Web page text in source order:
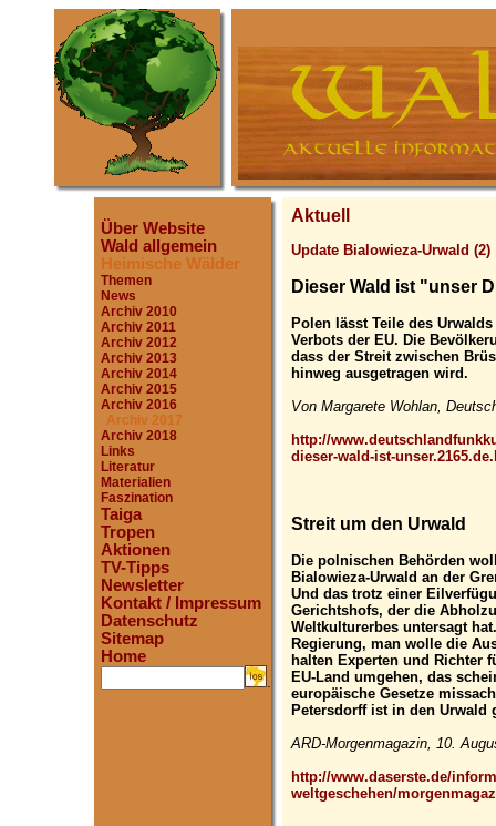
Über Website
Wald allgemein
Heimische Wälder
Themen
News
Archiv 2010
Archiv 2011
Archiv 2012
Archiv 2013
Archiv 2014
Archiv 2015
Archiv 2016
Archiv 2017
Archiv 2018
Links
Literatur
Materialien
Faszination
Taiga
Tropen
Aktionen
TV-Tipps
Newsletter
Kontakt / Impressum
Datenschutz
Sitemap
Home
.
Aktuell
Update Bialowieza-Urwald (2)
Dieser Wald ist "unser
Polen lässt Teile des
Verbots der EU. Die
dass der Streit zwischen
hinweg ausgetragen wird.
Von Margarete Wohlan,
http://
dieser-wald-ist-
Streit um den Urwald
Die polnischen Behörden
Bialowieza-Urwald an der
Und das trotz einer
Gerichtshofs, der die
Weltkulturerbes untersagt
Regierung, man wolle die
halten Experten und Richter
EU-Land umgehen, das
europäische Gesetze
Petersdorff ist in den Urwald
ARD-Morgenmagazin, 10.
http://www.daserste.de/
weltgeschehen/